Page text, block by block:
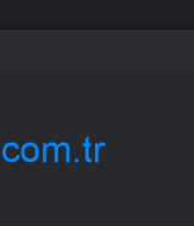
Toplantılarına